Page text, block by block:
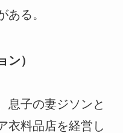
ある。
ン）
息子の妻ジソンと
衣料品店を経営し